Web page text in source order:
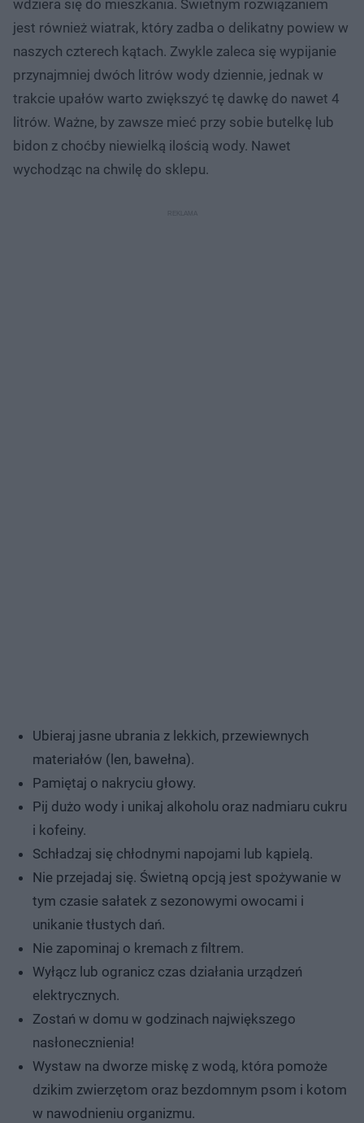
wdziera się do mieszkania. Świetnym rozwiązaniem
jest również wiatrak, który zadba o delikatny powiew w
naszych czterech kątach. Zwykle zaleca się wypijanie
przynajmniej dwóch litrów wody dziennie, jednak w
trakcie upałów warto zwiększyć tę dawkę do nawet 4
litrów. Ważne, by zawsze mieć przy sobie butelkę lub
bidon z choćby niewielką ilością wody. Nawet
wychodząc na chwilę do sklepu.
Ubieraj jasne ubrania z lekkich, przewiewnych
materiałów (len, bawełna).
Pamiętaj o nakryciu głowy.
Pij dużo wody i unikaj alkoholu oraz nadmiaru cukru
i kofeiny.
Schładzaj się chłodnymi napojami lub kąpielą.
Nie przejadaj się. Świetną opcją jest spożywanie w
tym czasie sałatek z sezonowymi owocami i
unikanie tłustych dań.
Nie zapominaj o kremach z filtrem.
Wyłącz lub ogranicz czas działania urządzeń
elektrycznych.
Zostań w domu w godzinach największego
nasłonecznienia!
Wystaw na dworze miskę z wodą, która pomoże
dzikim zwierzętom oraz bezdomnym psom i kotom
w nawodnieniu organizmu.